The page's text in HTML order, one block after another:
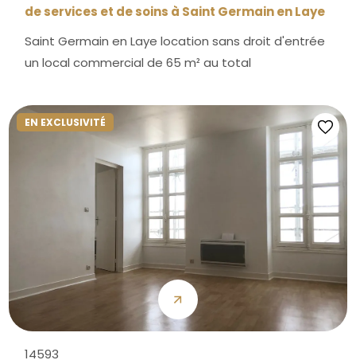
de services et de soins à Saint Germain en Laye
Saint Germain en Laye location sans droit d'entrée
un local commercial de 65 m² au total
EN EXCLUSIVITÉ
14593